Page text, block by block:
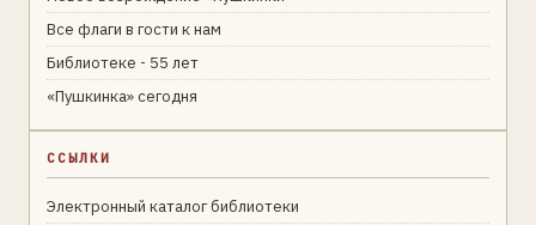
Все флаги в гости к нам
Библиотеке - 55 лет
«Пушкинка» сегодня
ССЫЛКИ
Электронный каталог библиотеки